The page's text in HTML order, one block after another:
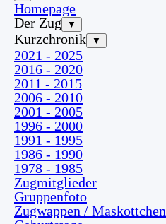
Homepage
Der Zug
▼
Kurzchronik ▼
2021 - 2025
2016 - 2020
2011 - 2015
2006 - 2010
2001 - 2005
1996 - 2000
1991 - 1995
1986 - 1990
1978 - 1985
Zugmitglieder
Gruppenfoto
Zugwappen / Maskottchen